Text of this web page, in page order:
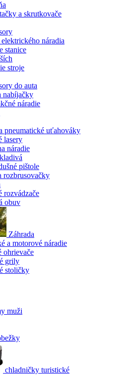
a skrutkovače
náradia
stanice
stroje
do auta
nabíjačky
náradie
pneumatické uťahováky
lasery
náradie
pištole
rozbrusovačky
rozvádzače
obuv
Záhrada
a motorové náradie
ohrievače
grily
stoličky
muži
chladničky turistické